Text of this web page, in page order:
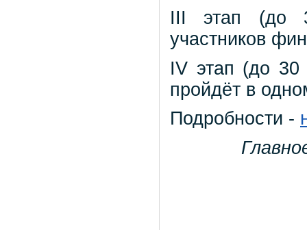
III этап (до
участников
IV этап (до
пройдёт в
Подробности -